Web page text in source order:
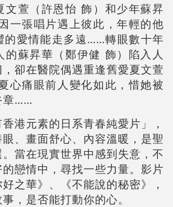
文萱（許恩怡 飾）和少年蘇昇
一張唱片遇上彼此，年輕的他
的愛情能走多遠……轉眼數十年
的蘇昇華（鄭伊健 飾）陷入人
卻在醫院偶遇重逢舊愛夏文萱
心痛眼前人變化如此，惜她被
章……
港元素的日系青春純愛片」，
、畫面舒心、內容溫暖，是聖
當在現實世界中感到失意，不
戀情中，尋找一些力量。影片
之華》、《不能說的秘密》，
，是否能打動你的心。